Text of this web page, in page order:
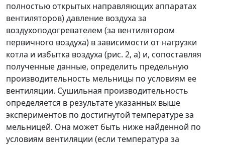
полностью открытых направляющих аппаратах
вентиляторов) давление воздуха за
воздухоподогревателем (за вентилятором
первичного воздуха) в зависимости от нагрузки
котла и избытка воздуха (рис. 2, а) и, сопоставляя
полученные данные, определить предельную
производительность мельницы по условиям ее
вентиляции. Сушильная производительность
определяется в результате указанных выше
экспериментов по достигнутой температуре за
мельницей. Она может быть ниже найденной по
условиям вентиляции (если температура за